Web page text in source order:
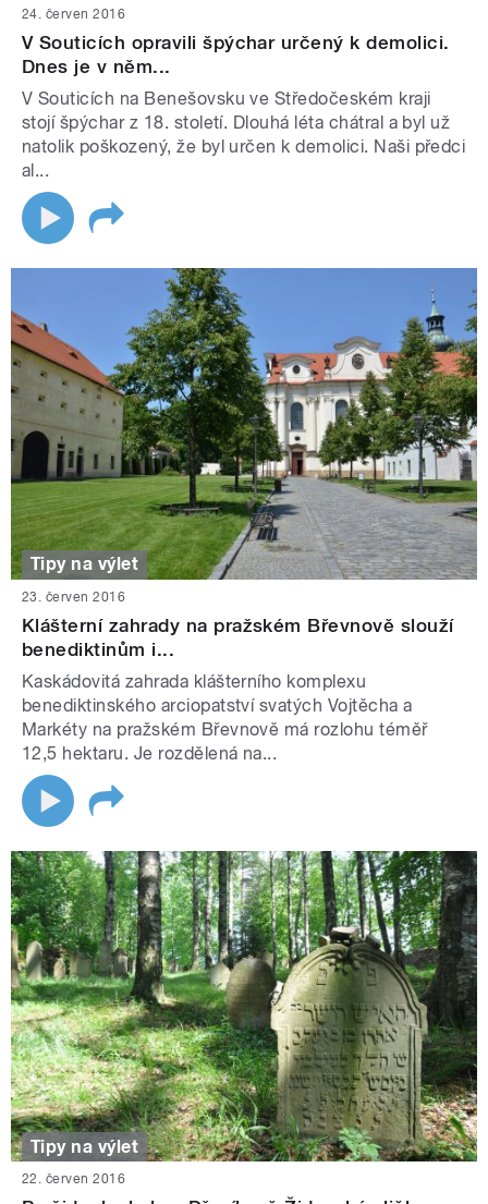
24. červen 2016
V Souticích opravili špýchar určený k demolici.
Dnes je v něm...
V Souticích na Benešovsku ve Středočeském kraji
stojí špýchar z 18. století. Dlouhá léta chátral a byl už
natolik poškozený, že byl určen k demolici. Naši předci
al...
Tipy na výlet
23. červen 2016
Klášterní zahrady na pražském Břevnově slouží
benediktinům i...
Kaskádovitá zahrada klášterního komplexu
benediktinského arciopatství svatých Vojtěcha a
Markéty na pražském Břevnově má rozlohu téměř
12,5 hektaru. Je rozdělená na...
Tipy na výlet
22. červen 2016